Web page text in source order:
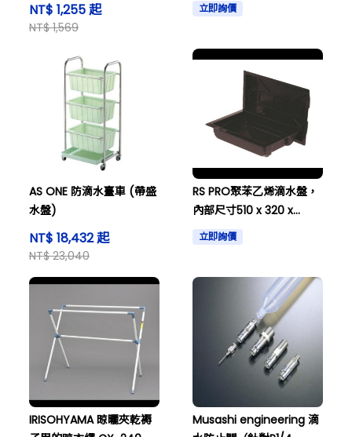
NT$ 1,255 起
NT$ 1,569
立即詢價
AS ONE 防滴水臺車 (帶盛
水盤)
NT$ 18,432 起
NT$ 23,040
RS PRO聚苯乙烯滴水盤，
內部尺寸510 x 320 x
65mm，寬320mm，長
510mm，高65mm 674-
立即詢價
IRISOHYAMA 晾曬夾乾褥
Musashi engineering 滴